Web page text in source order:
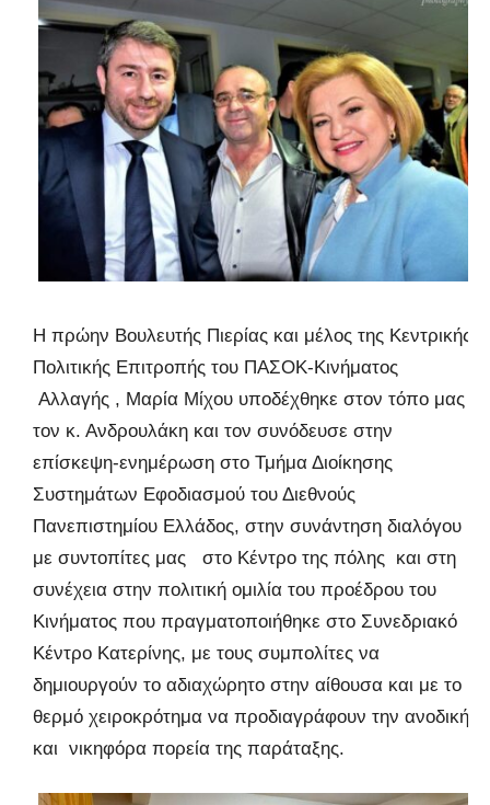
Η πρώην Βουλευτής Πιερίας και μέλος της Κεντρικής
Πολιτικής Επιτροπής του ΠΑΣΟΚ-Κινήματος
Αλλαγής , Μαρία Μίχου υποδέχθηκε στον τόπο μας
τον κ. Ανδρουλάκη και τον συνόδευσε στην
επίσκεψη-ενημέρωση στο Τμήμα Διοίκησης
Συστημάτων Εφοδιασμού του Διεθνούς
Πανεπιστημίου Ελλάδος, στην συνάντηση διαλόγου
με συντοπίτες μας στο Κέντρο της πόλης και στη
συνέχεια στην πολιτική ομιλία του προέδρου του
Κινήματος που πραγματοποιήθηκε στο Συνεδριακό
Κέντρο Κατερίνης, με τους συμπολίτες να
δημιουργούν το αδιαχώρητο στην αίθουσα και με το
θερμό χειροκρότημα να προδιαγράφουν την ανοδική
και νικηφόρα πορεία της παράταξης.